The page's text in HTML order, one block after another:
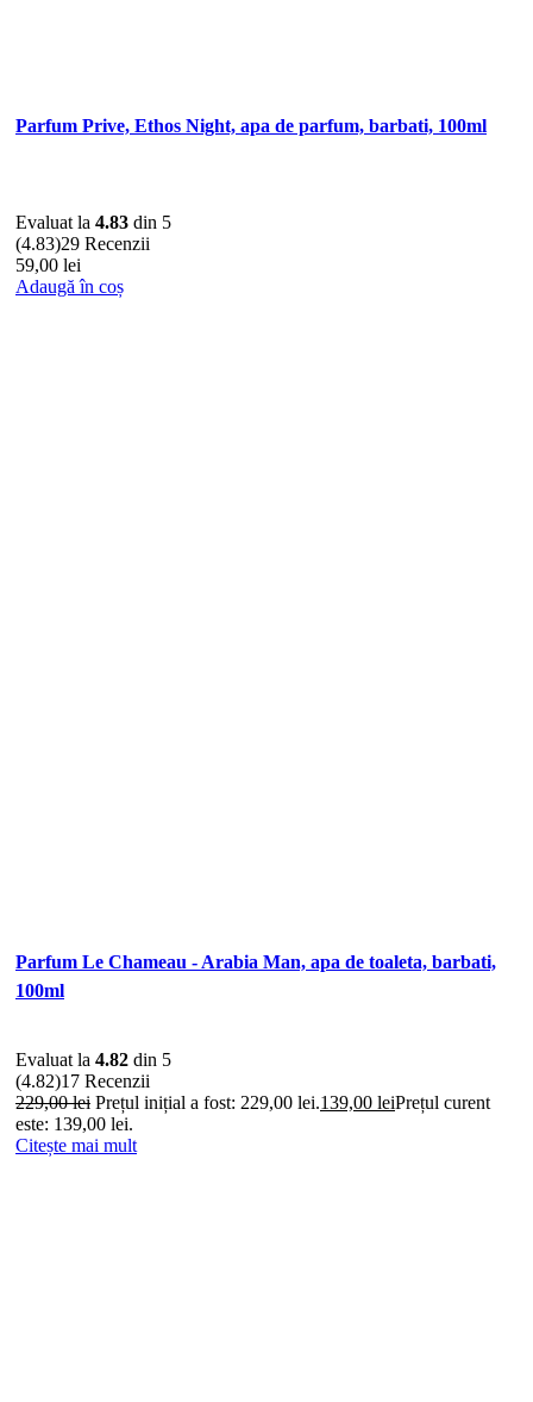
Parfum Prive, Ethos Night, apa de parfum, barbati, 100ml
Evaluat la 4.83 din 5
(4.83)29 Recenzii
59,00 lei
Adaugă în coș
Parfum Le Chameau - Arabia Man, apa de toaleta, barbati,
100ml
Evaluat la 4.82 din 5
(4.82)17 Recenzii
229,00lei Prețul inițial a fost: 229,00 lei.139,00 leiPrețul curent
este: 139,00 lei.
Citește mai mult